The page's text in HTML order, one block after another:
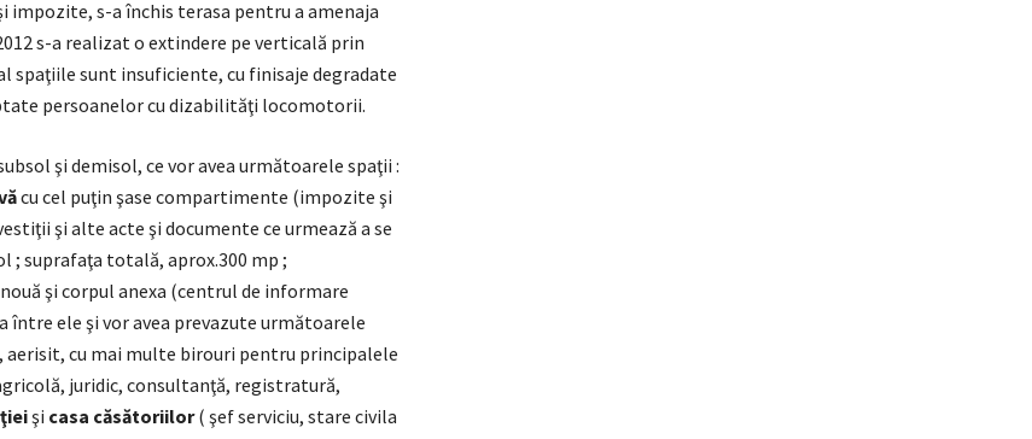
impozite, s-a închis terasa pentru a amenaja
s-a realizat o extindere pe verticală prin
spaţiile sunt insuficiente, cu finisaje degradate
persoanelor cu dizabilităţi locomotorii.
şi demisol, ce vor avea următoarele spaţii :
cu cel puţin şase compartimente (impozite şi
şi alte acte şi documente ce urmează a se
; suprafaţa totală, aprox.300 mp ;
şi corpul anexa (centrul de informare
între ele şi vor avea prevazute următoarele
aerisit, cu mai multe birouri pentru principalele
juridic, consultanţă, registratură,
şi casa căsătoriilor( şef serviciu, stare civila